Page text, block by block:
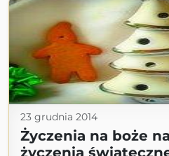
23 grudnia 2014
Życzenia na boże